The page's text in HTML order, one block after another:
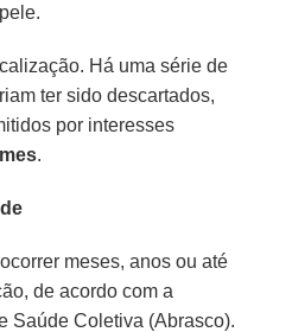
Há uma série de
ter sido descartados,
por interesses
.
meses, anos ou até
de acordo com a
Saúde Coletiva (Abrasco).